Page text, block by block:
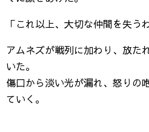
「これ以上、大切な仲間を失う
アムネズが戦列に加わり、放た
いた。
傷口から淡い光が漏れ、怒りの
ていく。